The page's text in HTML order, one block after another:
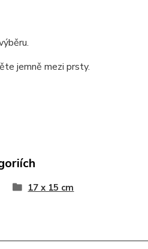
jemně mezi prsty.
17 x 15 cm